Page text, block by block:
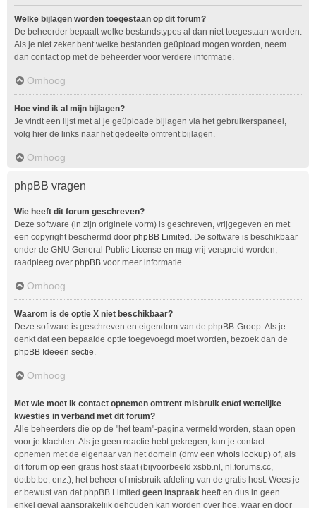
Welke bijlagen worden toegestaan op dit forum?
De beheerder bepaalt welke bestandstypes al dan niet toegestaan worden.
Als je niet zeker bent welke bestanden geüpload mogen worden, neem
dan contact op met de beheerder voor verdere informatie.
Omhoog
Hoe vind ik al mijn bijlagen?
Je vindt een lijst met al je geüploade bijlagen via het gebruikerspaneel,
volg hier de links naar het gedeelte omtrent bijlagen.
Omhoog
phpBB vragen
Wie heeft dit forum geschreven?
Deze software (in zijn originele vorm) is geschreven, vrijgegeven en met
een copyright beschermd door phpBB Limited . De software is beschikbaar
onder de GNU General Public License en mag vrij verspreid worden,
raadpleeg over phpBB voor meer informatie.
Omhoog
Waarom is de optie X niet beschikbaar?
Deze software is geschreven en eigendom van de phpBB-Groep. Als je
denkt dat een bepaalde optie toegevoegd moet worden, bezoek dan de
phpBB Ideeën sectie.
Omhoog
Met wie moet ik contact opnemen omtrent misbruik en/of wettelijke
kwesties in verband met dit forum?
Alle beheerders die op de "het team"-pagina vermeld worden, staan open
voor je klachten. Als je geen reactie hebt gekregen, kun je contact
opnemen met de eigenaar van het domein (dmv een whois lookup) of, als
dit forum op een gratis host staat (bijvoorbeeld xsbb.nl, nl.forums.cc,
dotbb.be, enz.), het beheer of misbruik-afdeling van de gratis host. Wees je
er bewust van dat phpBB Limited geen inspraak heeft en dus in geen
enkel geval aansprakelijk gehouden kan worden over hoe, waar en door